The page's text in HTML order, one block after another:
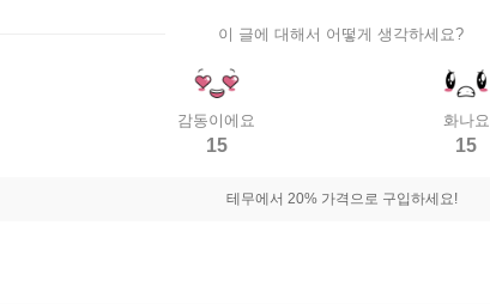
이 글에 대해서 어떻게 생각하세요?
감동이에요
15
화나요
15
테무에서 20% 가격으로 구입하세요!